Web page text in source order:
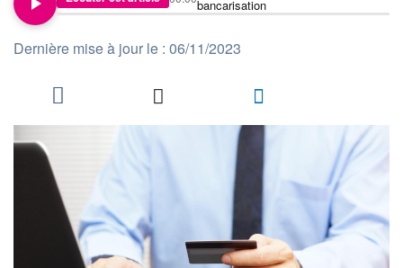
bancarisation
Dernière mise à jour le : 06/11/2023